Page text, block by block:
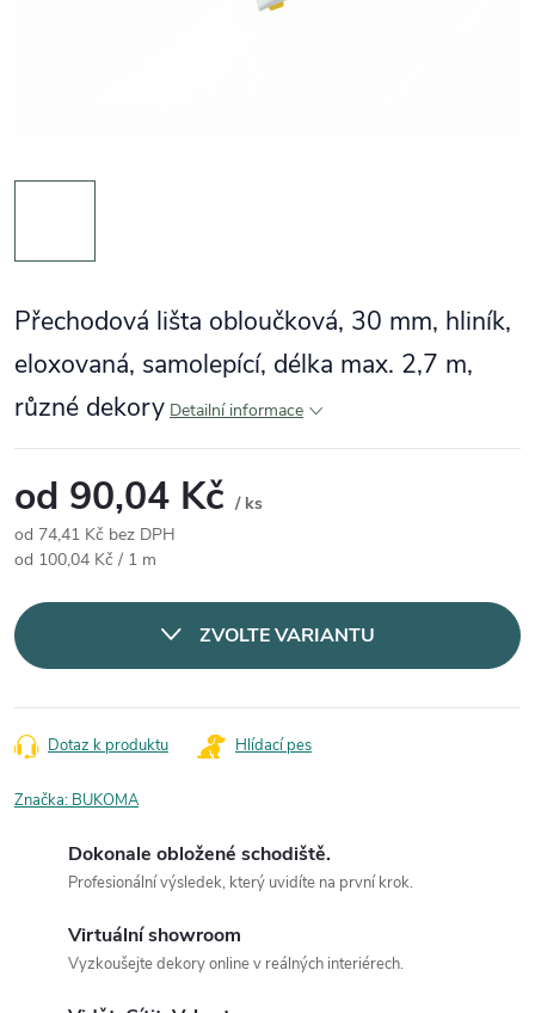
Přechodová lišta obloučková, 30 mm, hliník,
eloxovaná, samolepící, délka max. 2,7 m,
různé dekory Detailní informace
od 90,04 Kč / ks
od 74,41 Kč bez DPH
Měrná cena:
od 100,04 Kč / 1 m
ZVOLTE VARIANTU
Dotaz k produktu Hlídací pes
Značka: BUKOMA
Dokonale obložené schodiště.
Profesionální výsledek, který uvidíte na první krok.
Virtuální showroom
Vyzkoušejte dekory online v reálných interiérech.